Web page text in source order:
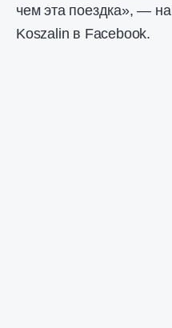
чем эта поездка», —
Koszalin в Facebook.